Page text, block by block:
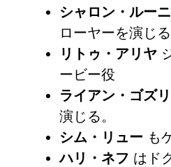
シャロン・ルー
ローヤーを演じる
リトゥ・アリヤ
ービー役
ライアン・ゴズ
演じる。
シム・リュー も
ハリ・ネフ はド